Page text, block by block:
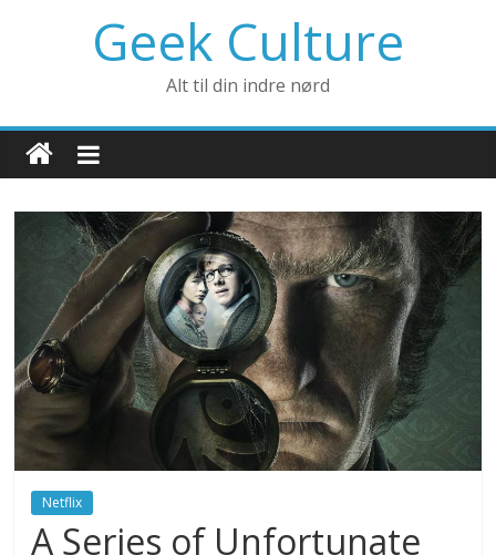
Geek Culture
Alt til din indre nørd
Netflix
A Series of Unfortunate